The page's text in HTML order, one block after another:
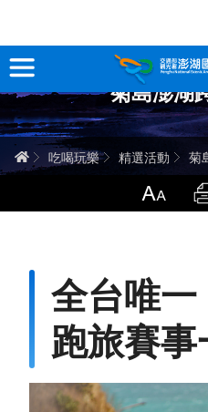
跳
到
主
要
內
容
訊息專區
關於澎湖
智慧觀光情報站
永續旅遊
網站導覽
菊島澎湖
首頁吃喝玩樂 精選活動 菊
放大
全台唯一
跑旅賽事